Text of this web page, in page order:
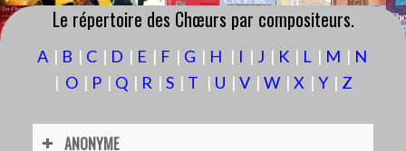
Le répertoire des Chœurs par compositeurs.
A| B | C| D | E | F | G | H | I | J | K| L | M | N
| O| P| Q| R | S| T | U | V| W| X | Y| Z
ANONYME